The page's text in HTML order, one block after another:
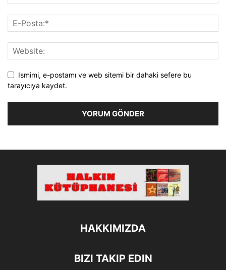
Ismimi, e-postamı ve web sitemi bir dahaki sefere bu
tarayıcıya kaydet.
HAKKIMIZDA
BIZI TAKIP EDIN